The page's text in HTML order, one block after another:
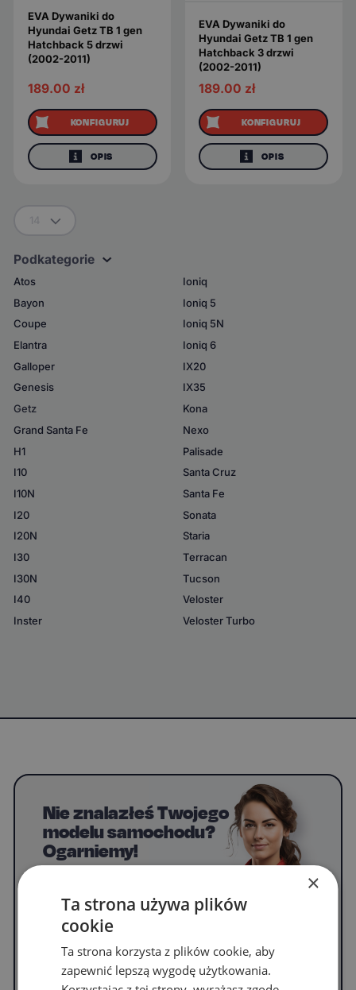
EVA Dywaniki do
Hyundai Getz TB 1 gen
Hatchback 5 drzwi
(2002-2011)
189.00 zł
KONFIGURUJ
OPIS
EVA Dywaniki do
Hyundai Getz TB 1 gen
Hatchback 3 drzwi
(2002-2011)
189.00 zł
KONFIGURUJ
OPIS
Podkategorie
Atos
Bayon
Coupe
Elantra
Galloper
Genesis
Getz
Grand Santa Fe
H1
I10
I10N
I20
I20N
I30
I30N
I40
Inster
Ioniq
Ioniq 5
Ioniq 5N
Ioniq 6
IX20
IX35
Kona
Nexo
Palisade
Santa Cruz
Santa Fe
Sonata
Staria
Terracan
Tucson
Veloster
Veloster Turbo
Nie znalazłeś Twojego
modelu samochodu?
Ogarniemy!
WYPEŁNIJ FORMULARZ
×
Ta strona używa plików
cookie
Ta strona korzysta z plików cookie, aby
zapewnić lepszą wygodę użytkowania.